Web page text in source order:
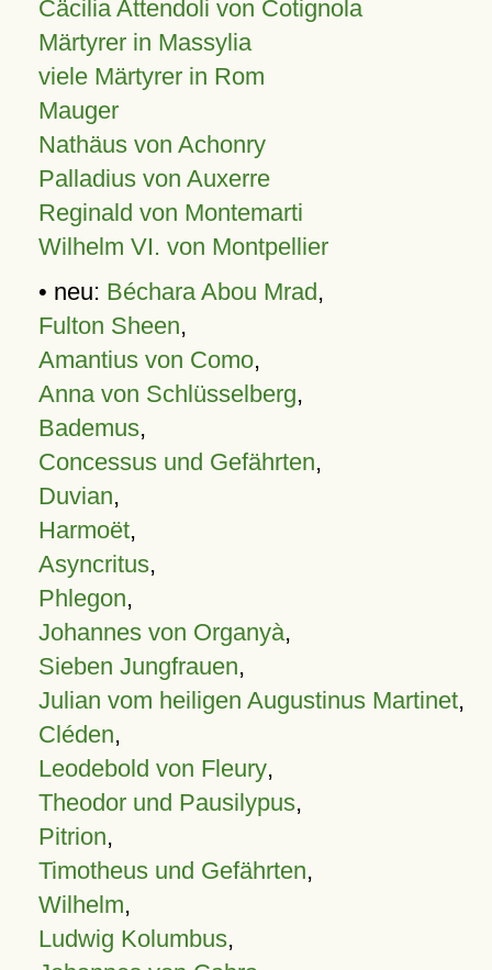
Cäcilia Attendoli von Cotignola
Märtyrer in Massylia
viele Märtyrer in Rom
Mauger
Nathäus von Achonry
Palladius von Auxerre
Reginald von Montemarti
Wilhelm VI. von Montpellier
• neu: Béchara Abou Mrad,
Fulton Sheen,
Amantius von Como,
Anna von Schlüsselberg,
Bademus,
Concessus und Gefährten,
Duvian,
Harmoët,
Asyncritus,
Phlegon,
Johannes von Organyà,
Sieben Jungfrauen,
Julian vom heiligen Augustinus Martinet,
Cléden,
Leodebold von Fleury,
Theodor und Pausilypus,
Pitrion,
Timotheus und Gefährten,
Wilhelm,
Ludwig Kolumbus,